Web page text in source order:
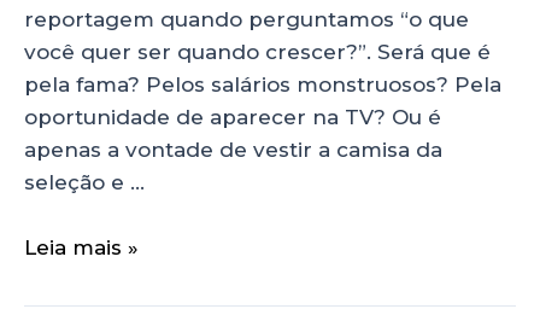
reportagem quando perguntamos “o que
você quer ser quando crescer?”. Será que é
pela fama? Pelos salários monstruosos? Pela
oportunidade de aparecer na TV? Ou é
apenas a vontade de vestir a camisa da
seleção e …
Leia mais »